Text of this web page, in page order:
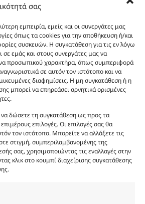
σας
εμπειρία, εμείς και οι συνεργάτες μας
όπως τα cookies για την αποθήκευση ή/και
συσκευών. Η συγκατάθεση για τις εν λόγω
σε εμάς και στους συνεργάτες μας να
προσωπικού χαρακτήρα, όπως συμπεριφορά
σε αυτόν τον ιστότοπο και να
διαφημίσεις. Η μη συγκατάθεση ή η
μπορεί να επηρεάσει αρνητικά ορισμένες
να δώσετε τη συγκατάθεση ως προς τα
επιλογές. Οι επιλογές σας θα
τον ιστότοπο. Μπορείτε να αλλάξετε τις
στιγμή, συμπεριλαμβανομένης της
σας, χρησιμοποιώντας τις εναλλαγές στην
κλικ στο κουμπί διαχείρισης συγκατάθεσης
προϊόντων είναι ενδεικτικές
πώληση το εικονιζόμενο προϊόν.
η διευκόλυνση της επιλογής σας.
δεν αντιστοιχούν στα
της επιχείρησης μας δεν
και η εξαπάτηση του
τα προϊόντα είναι τύπου, σε
εμπνευσμένα από τα
γνωστών οίκων. Οι
αναφαίρετη και